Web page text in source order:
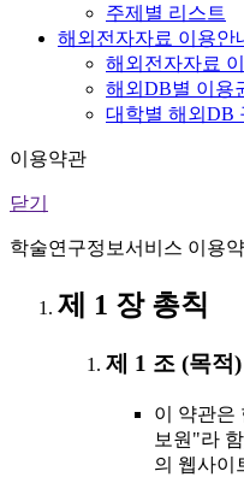
주제별 리스트
해외전자자료 이용안
해외전자자료
해외DB별 이용
대학별 해외DB
이용약관
닫기
학술연구정보서비스 이용
제 1 장 총칙
제 1 조 (목적)
이 약관은
보원"라
의 웹사이